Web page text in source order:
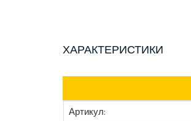
ХАРАКТЕРИСТИКИ
Артикул: